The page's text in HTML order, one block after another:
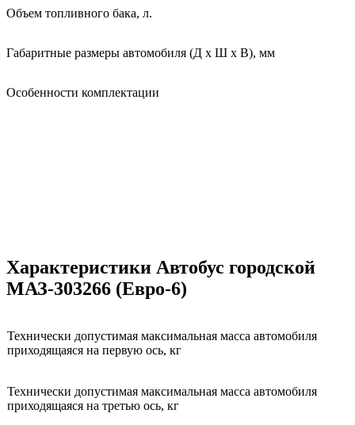
Объем топливного бака, л.
Габаритные размеры автомобиля (Д х Ш х В), мм
Особенности комплектации
Характеристики Автобус городской
МАЗ-303266 (Евро-6)
Технически допустимая максимальная масса автомобиля
приходящаяся на первую ось, кг
Технически допустимая максимальная масса автомобиля
приходящаяся на третью ось, кг